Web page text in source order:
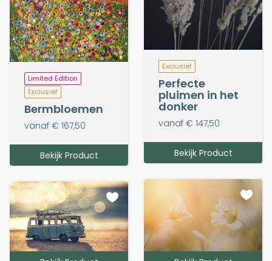
Exclusief
Perfecte
pluimen in het
donker
vanaf € 147,50
Bekijk Product
Limited Edition
Exclusief
Bermbloemen
vanaf € 167,50
Bekijk Product